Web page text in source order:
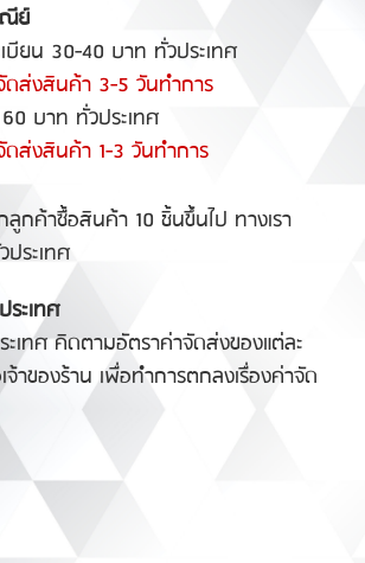
ย์
บียน 30-40 บาท ทั่วประเทศ
จัดส่งสินค้า 3-5 วันทำการ
บาท ทั่วประเทศ
จัดส่งสินค้า 1-3 วันทำการ
กค้าซื้อสินค้า 10 ชิ้นขึ้นไป ทางเรา
ระเทศ
ะเทศ
เทศ คิดตามอัตราค่าจัดส่งของแต่ละ
จ้าของร้าน เพื่อทำการตกลงเรื่องค่าจัด